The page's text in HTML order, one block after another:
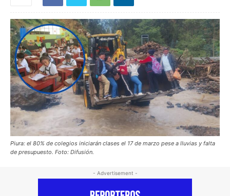
Piura: el 80% de colegios iniciarán clases el 17 de marzo pese a lluvias y falta
de presupuesto. Foto: Difusión.
- Advertisement -